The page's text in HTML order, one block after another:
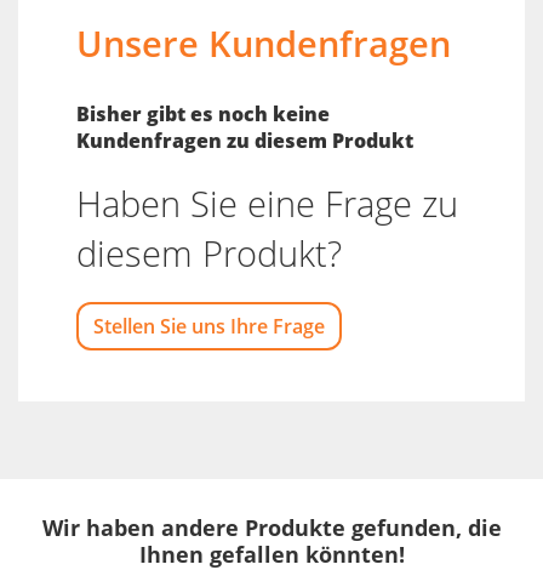
Unsere Kundenfragen
Bisher gibt es noch keine
Kundenfragen zu diesem Produkt
Haben Sie eine Frage zu
diesem Produkt?
Stellen Sie uns Ihre Frage
Wir haben andere Produkte gefunden, die
Ihnen gefallen könnten!